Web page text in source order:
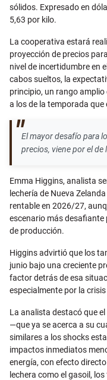
sólidos. Expresado en
5,63 por kilo.
La cooperativa estará
proyección de precios
nivel de incertidumbre en
cabos sueltos, la
principio, un rango amplio
a los de la temporada
El mayor desafío para
precios, viene por el de
Emma Higgins, analista
lechería de Nueva
rentable en 2026/27,
escenario más
de producción.
Higgins advirtió que los
junio bajo una creciente
factor detrás de esa
especialmente por la
La analista destacó que
—que ya se acerca a su
similares a los shocks
impactos inmediatos
energía, con efecto
lechera como el gasoil,